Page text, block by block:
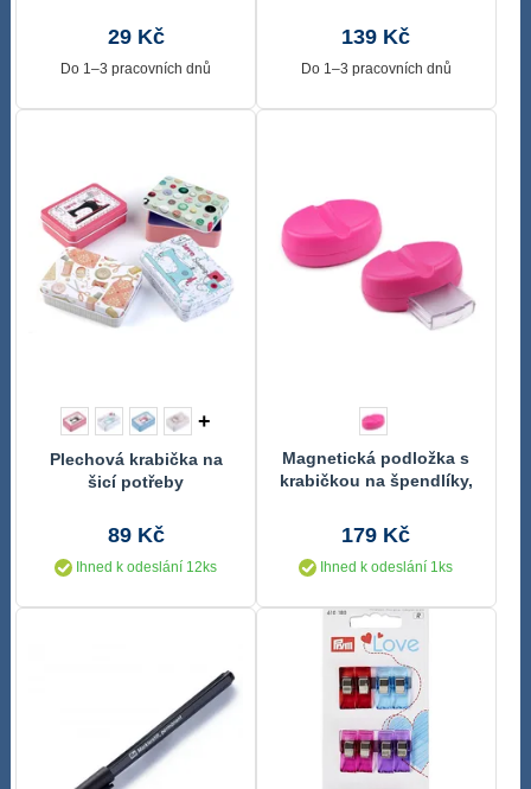
29 Kč
Do 1–3 pracovních dnů
139 Kč
Do 1–3 pracovních dnů
+
Plechová krabička na
šicí potřeby
89 Kč
Ihned k odeslání 12ks
Magnetická podložka s
krabičkou na špendlíky,
179 Kč
Ihned k odeslání 1ks